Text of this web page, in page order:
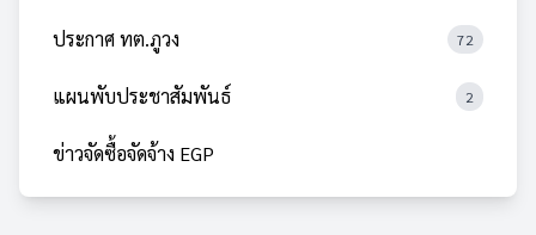
ประกาศ ทต.ภูวง 72
แผนพับประชาสัมพันธ์ 2
ข่าวจัดซื้อจัดจ้าง EGP